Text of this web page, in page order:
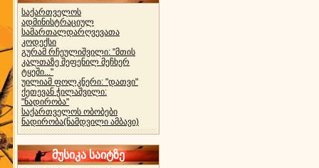
საქართველოს
ადმინისტრაციულ
სამართალდარღვევათა
კოდექსი
გურამ რჩეულიშვილი: "მთის
კალთაზე შეფენილ მეჩხერ
ტყეში..."
უილიამ ფოლკნერი: "დათვი"
ქეთევან ჭილაშვილი:
"ნადირობა"
საქართველოს ობობები
ნადირობა(ნამდვილი ამბავი)
მუსიკა საიტზე